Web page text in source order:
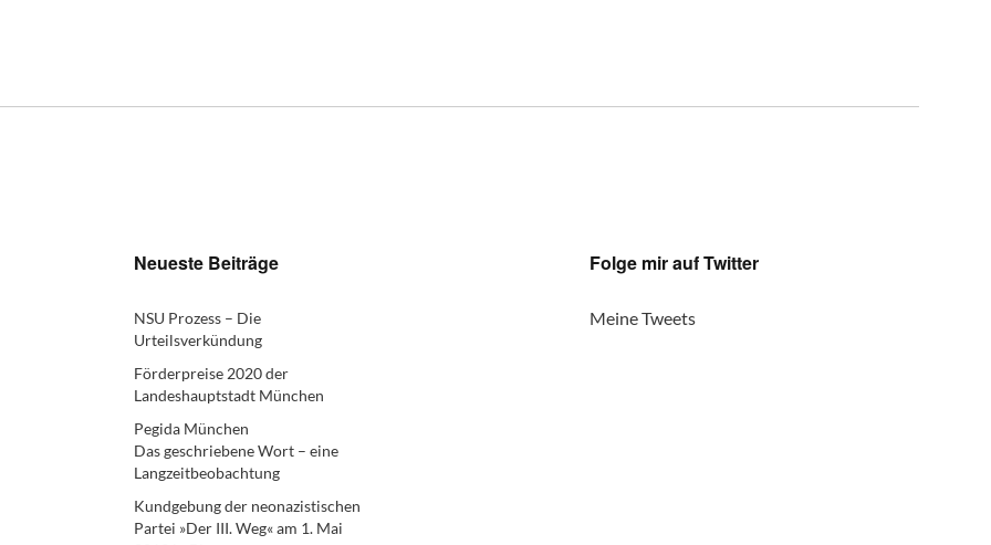
Neueste Beiträge
NSU Prozess – Die
Urteilsverkündung
Förderpreise 2020 der
Landeshauptstadt München
Pegida München
Das geschriebene Wort – eine
Langzeitbeobachtung
Kundgebung der neonazistischen
Partei »Der III. Weg« am 1. Mai
Folge mir auf Twitter
Meine Tweets